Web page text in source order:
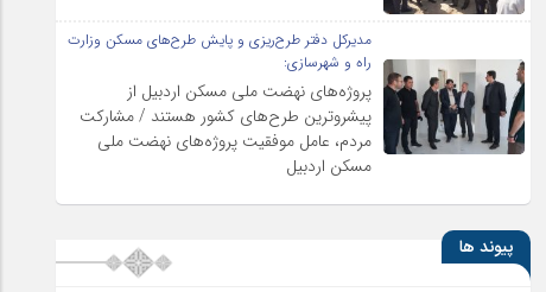
مدیرکل دفتر طرح‌ریزی و پایش طرح‌های مسکن وزارت
راه و شهرسازی:
پروژه‌های نهضت ملی مسکن اردبیل از
پیشروترین طرح‌های کشور هستند / مشارکت
مردم، عامل موفقیت پروژه‌های نهضت ملی
مسکن اردبیل
پیوند ها